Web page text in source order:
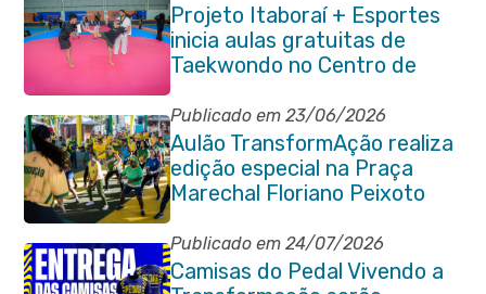
Projeto Itaboraí + Esportes
inicia aulas gratuitas de
Taekwondo no Centro de
Lutas
Publicado em 23/06/2026
Aulão TransformAção realiza
edição especial na Praça
Marechal Floriano Peixoto
com clima de Copa e muita
animação
Publicado em 24/07/2026
Camisas do Pedal Vivendo a